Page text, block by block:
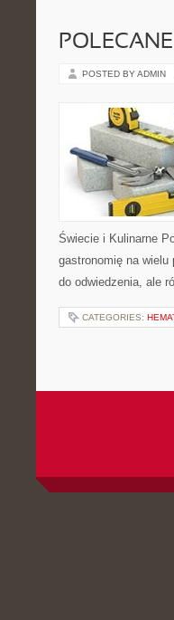
POSTED BY ADMIN
Świecie i Kulinarne
gastronomię na
do odwiedzenia, ale
CATEGORIES: